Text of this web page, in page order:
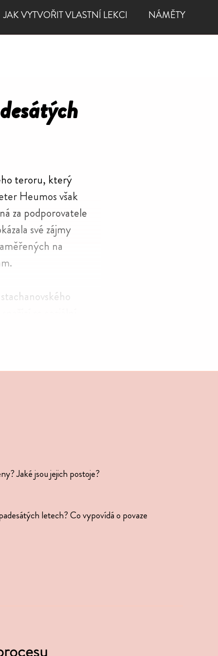
JAK VYTVOŘIT VLASTNÍ LEKCI NÁMĚTY
teroru, který
Heumos však
za podpo­ro­va­tele
své zájmy
na
se soci­ální
soci­a­lis­mus
Jaké jsou jejich postoje?
letech? Co vypo­vídá o povaze